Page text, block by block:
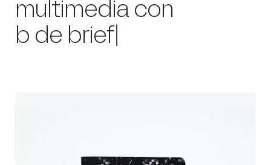
multimedia con
b de briefing_